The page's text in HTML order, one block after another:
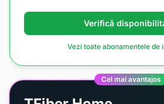
Verifică
Vezi toate abonamentele de
Cel mai avantajos